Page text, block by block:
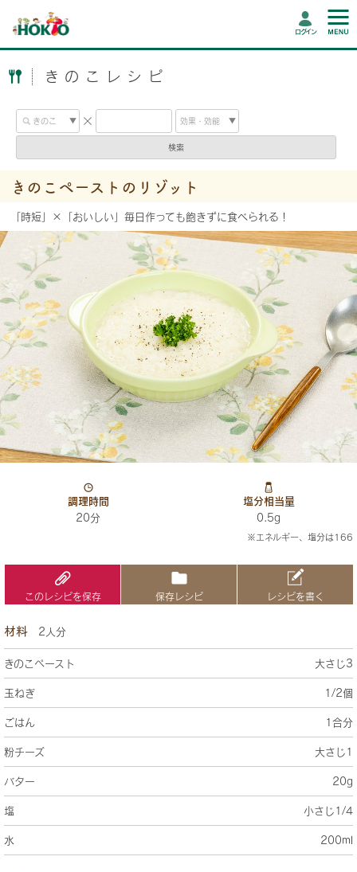
ログイン
きのこレシピ
検索
きのこペーストのリゾット
「時短」×「おいしい」毎日作っても飽きずに食べられる！
調理時間
20分
塩分相当量
0.5g
※エネルギー、塩分は166
このレシピを保存 保存レシピ レシピを書く
材料 2人分
きのこペースト 大さじ3
玉ねぎ 1/2個
ごはん 1合分
粉チーズ 大さじ1
バター 20g
塩 小さじ1/4
水 200ml